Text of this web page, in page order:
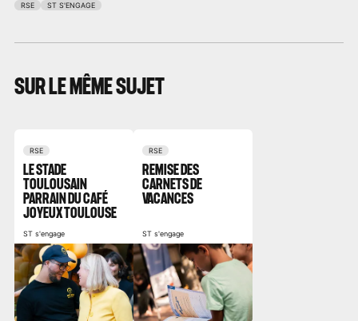
RSE ST S'ENGAGE
SUR LE MÊME SUJET
RSE
LE STADE
TOULOUSAIN
PARRAIN DU CAFÉ
JOYEUX TOULOUSE
ST s'engage
RSE
REMISE DES
CARNETS DE
VACANCES
ST s'engage